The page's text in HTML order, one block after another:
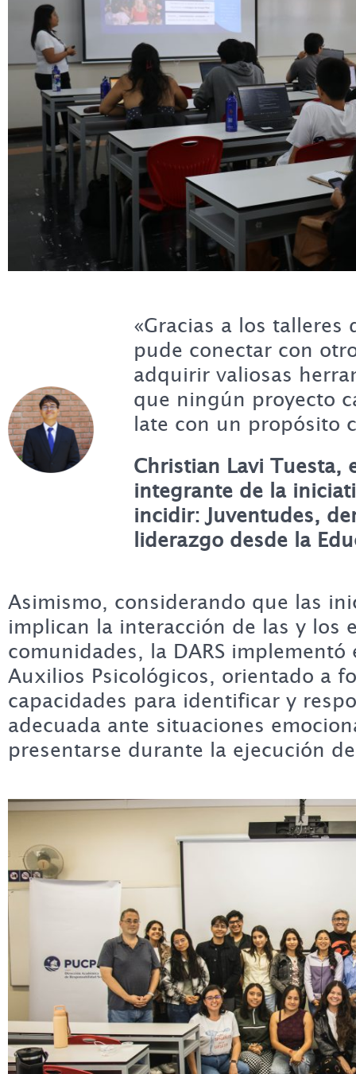
«Gracias a los talleres
pude conectar con
adquirir valiosas
que ningún proyecto
late con un propósito
Christian Lavi Tuesta,
integrante de la
incidir: Juventudes,
liderazgo desde la
Asimismo, considerando que las
implican la interacción de las y los
comunidades, la DARS implementó
Auxilios Psicológicos, orientado a
capacidades para identificar y
adecuada ante situaciones
presentarse durante la ejecución